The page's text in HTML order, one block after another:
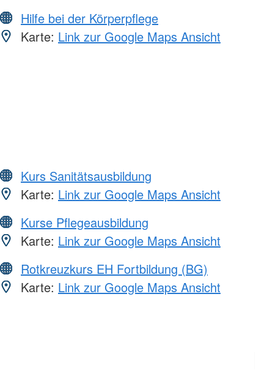
Hilfe bei der Körperpflege
Karte: Link zur Google Maps Ansicht
Kurs Sanitätsausbildung
Karte: Link zur Google Maps Ansicht
Kurse Pflegeausbildung
Karte: Link zur Google Maps Ansicht
Rotkreuzkurs EH Fortbildung (BG)
Karte: Link zur Google Maps Ansicht